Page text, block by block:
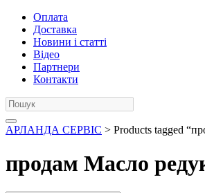
Оплата
Доставка
Новини і статті
Відео
Партнери
Контакти
АРЛАНДА СЕРВІС > Products tagged
продам Масло